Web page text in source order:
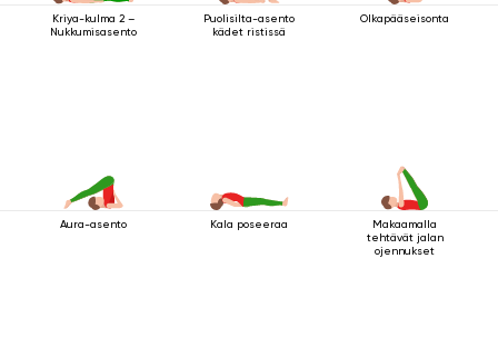
Kriya-kulma 2 –
Nukkumisasento
Puolisilta-asento
kädet ristissä
Olkapääseisonta
Aura-asento Kala poseeraa
Makaamalla
tehtävät jalan
ojennukset